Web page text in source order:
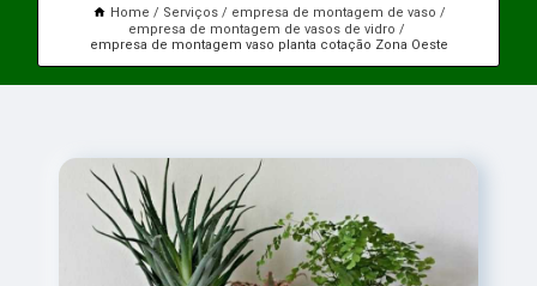
Home Serviços
empresa de montagem de vaso
empresa de montagem de vasos de vidro
empresa de montagem vaso planta cotação Zona Oeste